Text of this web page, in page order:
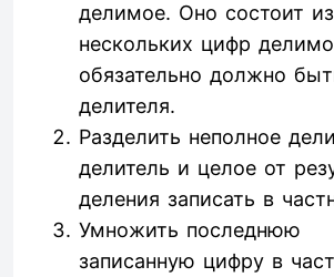
делимое. Оно состоит
нескольких цифр
обязательно должно
делителя.
Разделить неполное
делитель и целое от
деления записать в
Умножить последнюю
записанную цифру в